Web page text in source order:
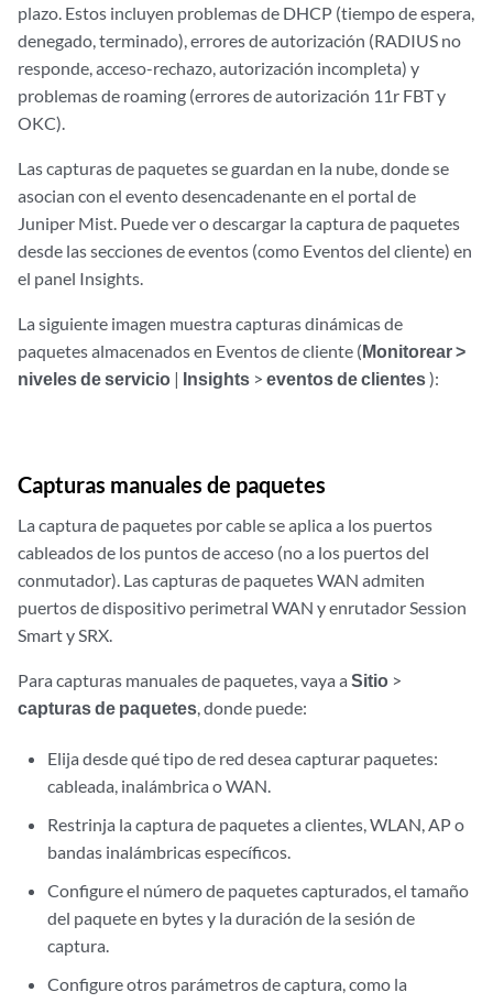
plazo. Estos incluyen problemas de DHCP (tiempo de espera,
denegado, terminado), errores de autorización (RADIUS no
responde, acceso-rechazo, autorización incompleta) y
problemas de roaming (errores de autorización 11r FBT y
OKC).
Las capturas de paquetes se guardan en la nube, donde se
asocian con el evento desencadenante en el portal de
Juniper Mist. Puede ver o descargar la captura de paquetes
desde las secciones de eventos (como Eventos del cliente) en
el panel Insights.
La siguiente imagen muestra capturas dinámicas de
paquetes almacenados en Eventos de cliente (Monitorear>
niveles de servicio | Insights > eventos de clientes):
Capturas manuales de paquetes
La captura de paquetes por cable se aplica a los puertos
cableados de los puntos de acceso (no a los puertos del
conmutador). Las capturas de paquetes WAN admiten
puertos de dispositivo perimetral WAN y enrutador Session
Smart y SRX.
Para capturas manuales de paquetes, vaya a Sitio >
capturas de paquetes, donde puede:
Elija desde qué tipo de red desea capturar paquetes:
cableada, inalámbrica o WAN.
Restrinja la captura de paquetes a clientes, WLAN, AP o
bandas inalámbricas específicos.
Configure el número de paquetes capturados, el tamaño
del paquete en bytes y la duración de la sesión de
captura.
Configure otros parámetros de captura, como la